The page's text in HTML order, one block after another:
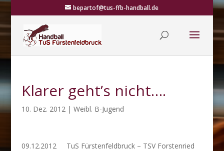
bepartof@tus-ffb-handball.de
Klarer geht’s nicht….
10. Dez. 2012| Weibl. B-Jugend
09.12.2012 TuS Fürstenfeldbruck – TSV Forstenried